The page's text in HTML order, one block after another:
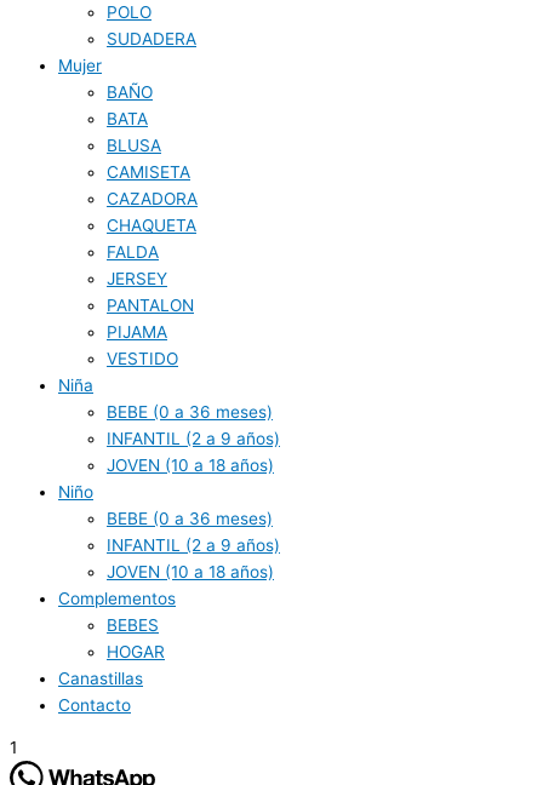
POLO
SUDADERA
Mujer
BAÑO
BATA
BLUSA
CAMISETA
CAZADORA
CHAQUETA
FALDA
JERSEY
PANTALON
PIJAMA
VESTIDO
Niña
BEBE (0 a 36 meses)
INFANTIL (2 a 9 años)
JOVEN (10 a 18 años)
Niño
BEBE (0 a 36 meses)
INFANTIL (2 a 9 años)
JOVEN (10 a 18 años)
Complementos
BEBES
HOGAR
Canastillas
Contacto
1